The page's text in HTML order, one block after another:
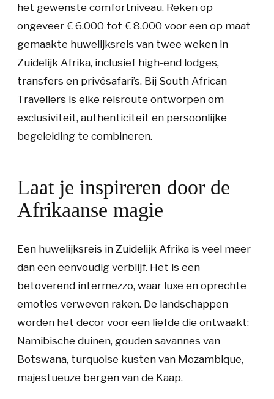
het gewenste comfortniveau. Reken op
ongeveer € 6.000 tot € 8.000 voor een op maat
gemaakte huwelijksreis van twee weken in
Zuidelijk Afrika, inclusief high-end lodges,
transfers en privésafari’s. Bij South African
Travellers is elke reisroute ontworpen om
exclusiviteit, authenticiteit en persoonlijke
begeleiding te combineren.
Laat je inspireren door de
Afrikaanse magie
Een huwelijksreis in Zuidelijk Afrika is veel meer
dan een eenvoudig verblijf. Het is een
betoverend intermezzo, waar luxe en oprechte
emoties verweven raken. De landschappen
worden het decor voor een liefde die ontwaakt:
Namibische duinen, gouden savannes van
Botswana, turquoise kusten van Mozambique,
majestueuze bergen van de Kaap.